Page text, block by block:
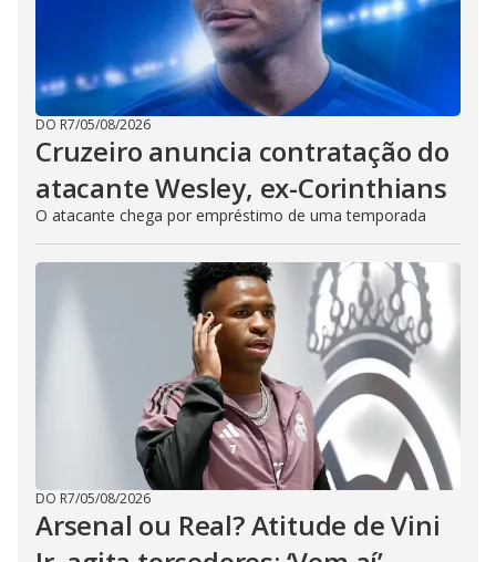
DO R7/05/08/2026
Cruzeiro anuncia contratação do
atacante Wesley, ex-Corinthians
O atacante chega por empréstimo de uma temporada
DO R7/05/08/2026
Arsenal ou Real? Atitude de Vini